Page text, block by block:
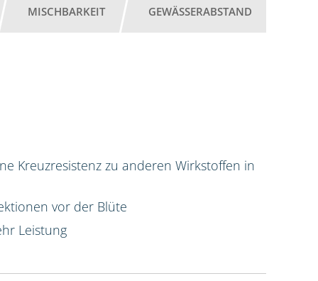
MISCHBARKEIT GEWÄSSERABSTAND
Kreuzresistenz zu anderen Wirkstoffen in
vor der Blüte
Leistung